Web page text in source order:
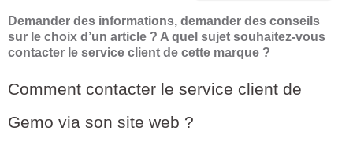
Demander des informations, demander des conseils
sur le choix d’un article ? A quel sujet souhaitez-vous
contacter le service client de cette marque ?
Comment contacter le service client de
Gemo via son site web ?